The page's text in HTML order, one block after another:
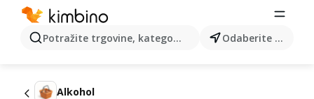
Potražite trgovine, kategorije, proizvode... Odaberite grad
Alkohol